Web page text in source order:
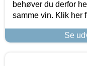
behøver du derfor
samme vin. Klik her
Se